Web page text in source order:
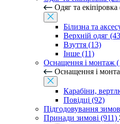
Одяг та
Білизна та
Верхній одяг
Взуття (13)
Інше (11)
Оснащення і монтаж
Оснащення і
Карабіни,
Повідці (92)
Підгодовування
Принади зимові (911)